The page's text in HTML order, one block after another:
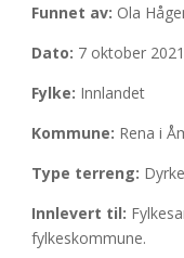
Funnet av: Ola
Dato: 7 oktober 2021
Fylke: Innlandet
Kommune: Rena i
Type terreng:
Innlevert til:
fylkeskommune.